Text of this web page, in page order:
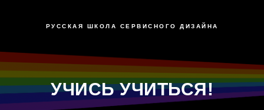
РУССКАЯ ШКОЛА СЕРВИСНОГО ДИЗАЙНА
УЧИСЬ УЧИТЬСЯ!